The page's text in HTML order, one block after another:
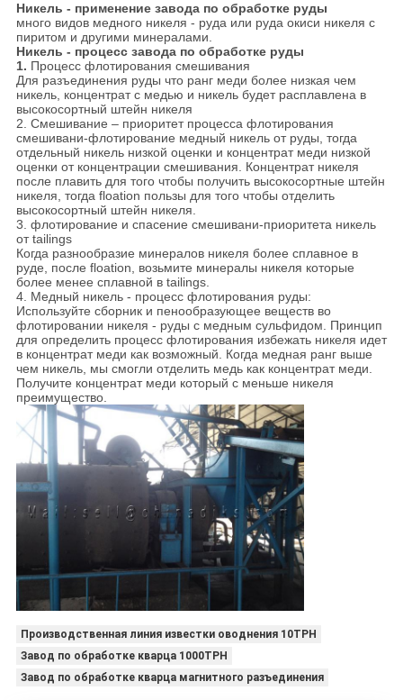
Никель - применение завода по обработке руды
много видов медного никеля - руда или руда окиси никеля с
пиритом и другими минералами.
Никель - процесс завода по обработке руды
1. Процесс флотирования смешивания
Для разъединения руды что ранг меди более низкая чем
никель, концентрат с медью и никель будет расплавлена в
высокосортный штейн никеля
2. Смешивание – приоритет процесса флотирования
смешивани-флотирование медный никель от руды, тогда
отдельный никель низкой оценки и концентрат меди низкой
оценки от концентрации смешивания. Концентрат никеля
после плавить для того чтобы получить высокосортные штейн
никеля, тогда floation пользы для того чтобы отделить
высокосортный штейн никеля.
3. флотирование и спасение смешивани-приоритета никель
от tailings
Когда разнообразие минералов никеля более сплавное в
руде, после floation, возьмите минералы никеля которые
более менее сплавной в tailings.
4. Медный никель - процесс флотирования руды:
Используйте сборник и пенообразующее веществ во
флотировании никеля - руды с медным сульфидом. Принцип
для определить процесс флотирования избежать никеля идет
в концентрат меди как возможный. Когда медная ранг выше
чем никель, мы смогли отделить медь как концентрат меди.
Получите концентрат меди который с меньше никеля
преимущество.
Производственная линия известки оводнения 10TPH
Завод по обработке кварца 1000TPH
Завод по обработке кварца магнитного разъединения